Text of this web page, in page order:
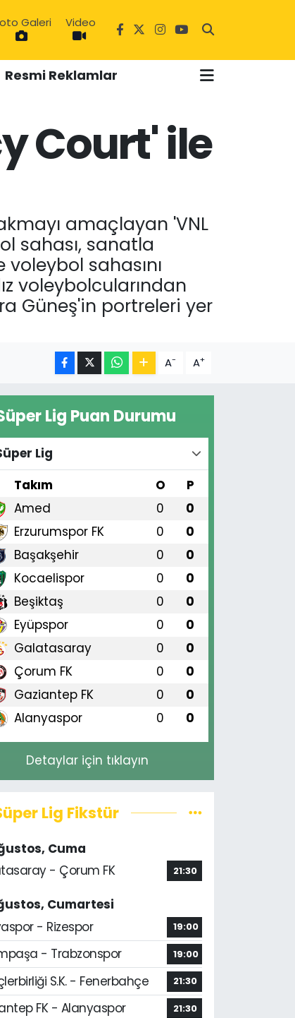
Galeri Video
Resmi Reklamlar
Court' ile
amaçlayan 'VNL
sahası, sanatla
sahasını
voleybolcularından
Güneş'in portreleri yer
A- A+
Lig Puan Durumu
Lig
Takım O P
Amed 0 0
Erzurumspor FK 0 0
Başakşehir 0 0
Kocaelispor 0 0
Beşiktaş 0 0
Eyüpspor 0 0
Galatasaray 0 0
Çorum FK 0 0
Gaziantep FK 0 0
Alanyaspor 0 0
Detaylar için tıklayın
Lig Fikstür
Cuma
- Çorum FK
21:30
Cumartesi
- Rizespor
19:00
- Trabzonspor 19:00
S.K. - Fenerbahçe 21:30
FK - Alanyaspor 21:30